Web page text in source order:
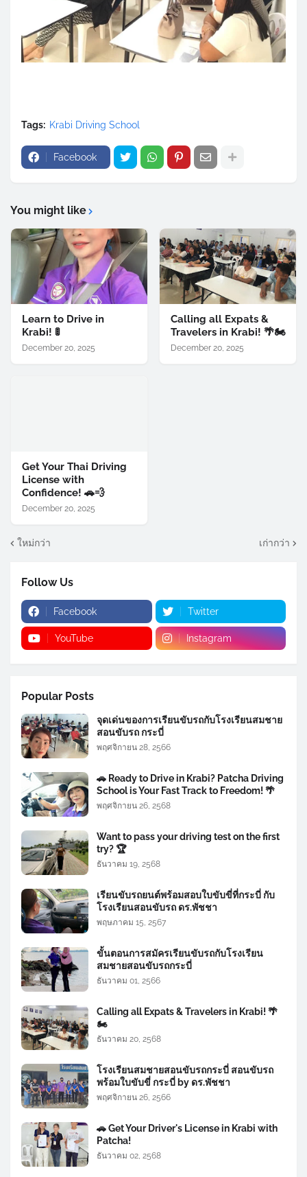
Tags: Krabi Driving School
Facebook
You might like
Learn to Drive in
Krabi! 🚦
December 20, 2025
Calling all Expats &
Travelers in Krabi! 🌴🏍️
December 20, 2025
Get Your Thai Driving
License with
Confidence! 🚗💨
December 20, 2025
ใหม่กว่า เก่ากว่า
Follow Us
Facebook Twitter
YouTube Instagram
Popular Posts
จุดเด่นของการเรียนขับรถกับโรงเรียนสมชาย
สอนขับรถ กระบี่
พฤศจิกายน 28, 2566
🚗 Ready to Drive in Krabi? Patcha Driving
School is Your Fast Track to Freedom! 🌴
พฤศจิกายน 26, 2568
Want to pass your driving test on the first
try? 🏆
ธันวาคม 19, 2568
เรียนขับรถยนต์พร้อมสอบใบขับขี่ที่กระบี่ กับ
โรงเรียนสอนขับรถ ดร.พัชชา
พฤษภาคม 15, 2567
ขั้นตอนการสมัครเรียนขับรถกับโรงเรียน
สมชายสอนขับรถกระบี่
ธันวาคม 01, 2566
Calling all Expats & Travelers in Krabi! 🌴
🏍️
ธันวาคม 20, 2568
โรงเรียนสมชายสอนขับรถกระบี่ สอนขับรถ
พร้อมใบขับขี่ กระบี่ by ดร.พัชชา
พฤศจิกายน 26, 2566
🚗 Get Your Driver's License in Krabi with
Patcha!
ธันวาคม 02, 2568